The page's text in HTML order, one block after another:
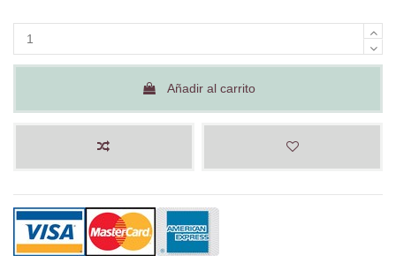
Añadir al carrito